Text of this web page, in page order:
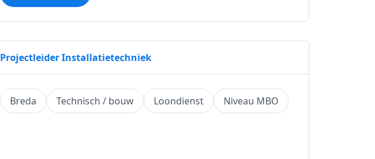
Projectleider Installatietechniek
Breda Technisch / bouw Loondienst Niveau MBO